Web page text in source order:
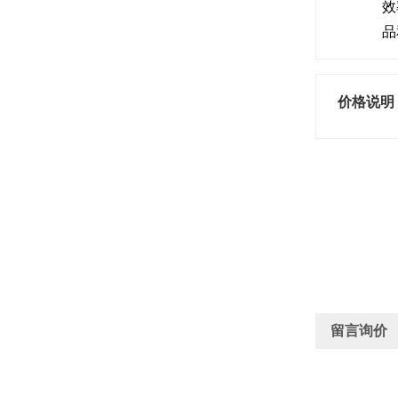
价格说明
留言询价